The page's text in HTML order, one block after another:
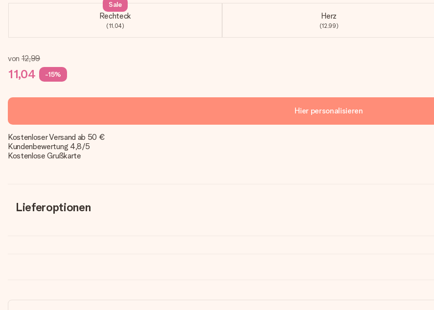
Rechteck
(11,04)
Sale
Herz
(12,99)
von 12,99
11,04 -15%
Hier personalisieren
Kostenloser Versand ab 50 €
Kundenbewertung 4,8/5
Kostenlose Grußkarte
Lieferoptionen